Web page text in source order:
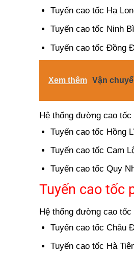
Tuyến cao tốc Hạ
Tuyến cao tốc Ninh
Tuyến cao tốc Đồng
Xem thêm Vận
Hệ thống đường cao
Tuyến cao tốc Hồng
Tuyến cao tốc Cam
Tuyến cao tốc Quy
Tuyến cao tốc
Hệ thống đường cao
Tuyến cao tốc Châu
Tuyến cao tốc Hà